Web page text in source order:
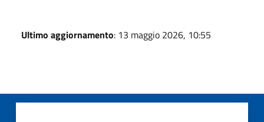
Ultimo aggiornamento: 13 maggio 2026, 10:55